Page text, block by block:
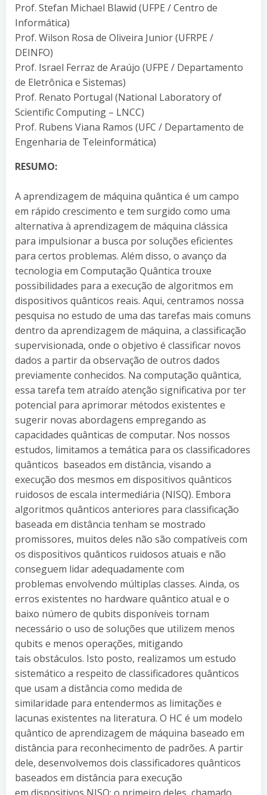
Prof. Stefan Michael Blawid (UFPE / Centro de
Informática)
Prof. Wilson Rosa de Oliveira Junior (UFRPE /
DEINFO)
Prof. Israel Ferraz de Araújo (UFPE / Departamento
de Eletrônica e Sistemas)
Prof. Renato Portugal (National Laboratory of
Scientific Computing – LNCC)
Prof. Rubens Viana Ramos (UFC / Departamento de
Engenharia de Teleinformática)
RESUMO:
A aprendizagem de máquina quântica é um campo
em rápido crescimento e tem surgido como uma
alternativa à aprendizagem de máquina clássica
para impulsionar a busca por soluções eficientes
para certos problemas. Além disso, o avanço da
tecnologia em Computação Quântica trouxe
possibilidades para a execução de algoritmos em
dispositivos quânticos reais. Aqui, centramos nossa
pesquisa no estudo de uma das tarefas mais comuns
dentro da aprendizagem de máquina, a classificação
supervisionada, onde o objetivo é classificar novos
dados a partir da observação de outros dados
previamente conhecidos. Na computação quântica,
essa tarefa tem atraído atenção significativa por ter
potencial para aprimorar métodos existentes e
sugerir novas abordagens empregando as
capacidades quânticas de computar. Nos nossos
estudos, limitamos a temática para os classificadores
quânticos baseados em distância, visando a
execução dos mesmos em dispositivos quânticos
ruidosos de escala intermediária (NISQ). Embora
algoritmos quânticos anteriores para classificação
baseada em distância tenham se mostrado
promissores, muitos deles não são compatíveis com
os dispositivos quânticos ruidosos atuais e não
conseguem lidar adequadamente com
problemas envolvendo múltiplas classes. Ainda, os
erros existentes no hardware quântico atual e o
baixo número de qubits disponíveis tornam
necessário o uso de soluções que utilizem menos
qubits e menos operações, mitigando
tais obstáculos. Isto posto, realizamos um estudo
sistemático a respeito de classificadores quânticos
que usam a distância como medida de
similaridade para entendermos as limitações e
lacunas existentes na literatura. O HC é um modelo
quântico de aprendizagem de máquina baseado em
distância para reconhecimento de padrões. A partir
dele, desenvolvemos dois classificadores quânticos
baseados em distância para execução
em dispositivos NISQ: o primeiro deles, chamado